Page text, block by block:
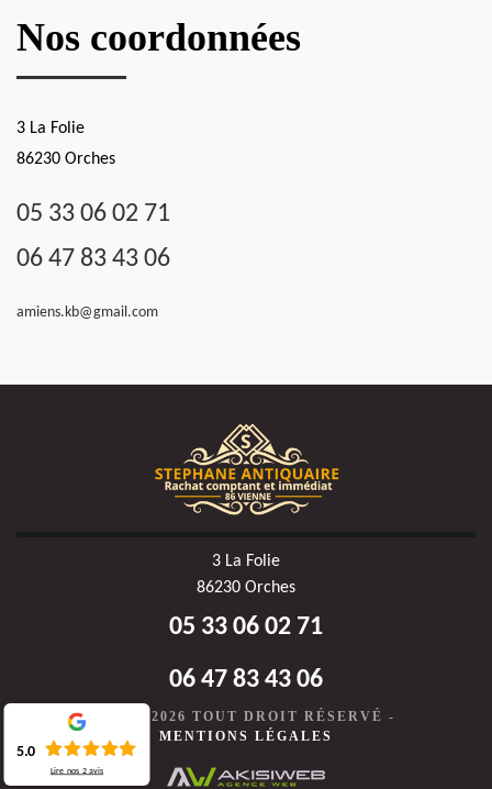
Nos coordonnées
3 La Folie
86230 Orches
05 33 06 02 71
06 47 83 43 06
amiens.kb@gmail.com
3 La Folie
86230 Orches
05 33 06 02 71
06 47 83 43 06
©2020-2026 TOUT DROIT RÉSERVÉ -
MENTIONS LÉGALES
5.0
Lire nos 2avis